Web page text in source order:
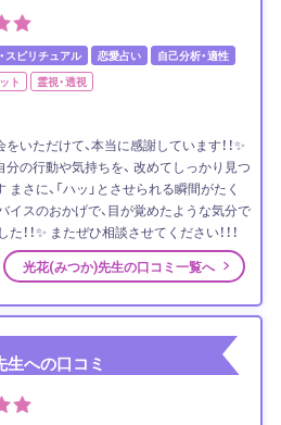
スピリチュアル 恋愛占い 自己分析・適性
ト 霊視・透視
いただけて、本当に感謝しています！！✨
の行動や気持ちを、 改めてしっかり見つ
さに、「ハッ」とさせられる瞬間がたく
イスのおかげで、目が覚めたような気分で
！✨ またぜひ相談させてください！！！
光花(みつか)先生の口コミ一覧へ
への口コミ